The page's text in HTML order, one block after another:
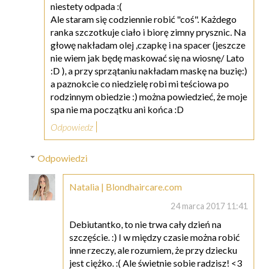
niestety odpada :(
Ale staram się codziennie robić "coś". Każdego
ranka szczotkuje ciało i biorę zimny prysznic. Na
głowę nakładam olej ,czapkę i na spacer (jeszcze
nie wiem jak będę maskować się na wiosnę/ Lato
:D ), a przy sprzątaniu nakładam maskę na buzię:)
a paznokcie co niedzielę robi mi teściowa po
rodzinnym obiedzie :) można powiedzieć, że moje
spa nie ma początku ani końca :D
Odpowiedz
Odpowiedzi
Natalia | Blondhaircare.com
24 marca 2017 11:41
Debiutantko, to nie trwa cały dzień na
szczęście. :) I w między czasie można robić
inne rzeczy, ale rozumiem, że przy dziecku
jest ciężko. :( Ale świetnie sobie radzisz! <3